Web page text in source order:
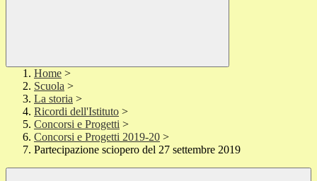
Home >
Scuola >
La storia >
Ricordi dell'Istituto >
Concorsi e Progetti >
Concorsi e Progetti 2019-20 >
Partecipazione sciopero del 27 settembre 2019